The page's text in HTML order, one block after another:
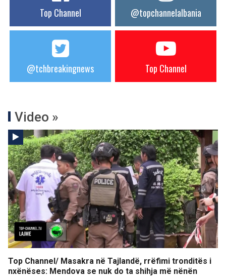
Top Channel @topchannelalbania
@tchbreakingnews Top Channel
Video »
Top Channel/ Masakra në Tajlandë, rrëfimi tronditës i
nxënëses: Mendova se nuk do ta shihja më nënën